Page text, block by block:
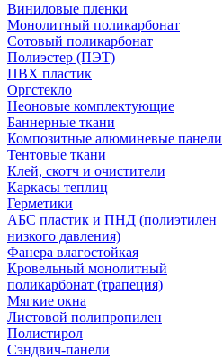
Виниловые пленки
Монолитный поликарбонат
Сотовый поликарбонат
Полиэстер (ПЭТ)
ПВХ пластик
Оргстекло
Неоновые комплектующие
Баннерные ткани
Композитные алюминевые панели
Тентовые ткани
Клей, скотч и очистители
Каркасы теплиц
Герметики
АБС пластик и ПНД (полиэтилен
низкого давления)
Фанера влагостойкая
Кровельный монолитный
поликарбонат (трапеция)
Мягкие окна
Листовой полипропилен
Полистирол
Сэндвич-панели